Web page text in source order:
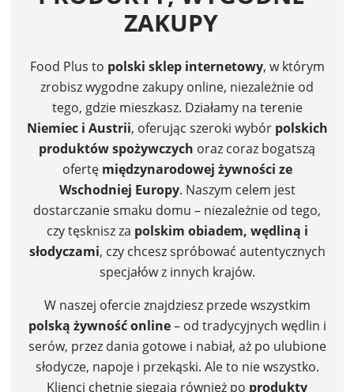
ZAKUPY
Food Plus to polski sklep internetowy, w którym
zrobisz wygodne zakupy online, niezależnie od
tego, gdzie mieszkasz. Działamy na terenie
Niemiec i Austrii, oferując szeroki wybór polskich
produktów spożywczych oraz coraz bogatszą
ofertę międzynarodowej żywności ze
Wschodniej Europy. Naszym celem jest
dostarczanie smaku domu – niezależnie od tego,
czy tęsknisz za polskim obiadem, wędliną i
słodyczami, czy chcesz spróbować autentycznych
specjałów z innych krajów.
W naszej ofercie znajdziesz przede wszystkim
polską żywność online– od tradycyjnych wędlin i
serów, przez dania gotowe i nabiał, aż po ulubione
słodycze, napoje i przekąski. Ale to nie wszystko.
Klienci chętnie sięgają również po produkty